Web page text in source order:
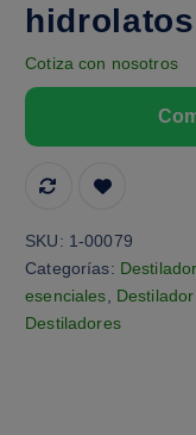
Cotiza con nosotros
SKU: 1-00079
Categorías:
esenciales
Destiladores